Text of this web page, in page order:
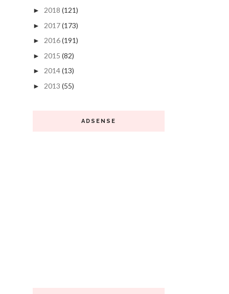
► 2018 (121)
► 2017(173)
► 2016(191)
► 2015 (82)
► 2014(13)
► 2013 (55)
ADSENSE